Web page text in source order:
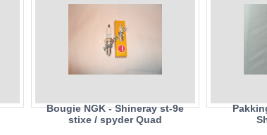
Bougie NGK - Shineray st-9e
stixe / spyder Quad